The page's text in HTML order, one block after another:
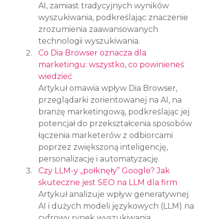
AI, zamiast tradycyjnych wyników
wyszukiwania, podkreślając znaczenie
zrozumienia zaawansowanych
technologii wyszukiwania.
Co Dia Browser oznacza dla
marketingu: wszystko, co powinieneś
wiedzieć
Artykuł omawia wpływ Dia Browser,
przeglądarki zorientowanej na AI, na
branżę marketingową, podkreślając jej
potencjał do przekształcenia sposobów
łączenia marketerów z odbiorcami
poprzez zwiększoną inteligencję,
personalizację i automatyzację.
Czy LLM-y „połknęły” Google? Jak
skuteczne jest SEO na LLM dla firm
Artykuł analizuje wpływ generatywnej
AI i dużych modeli językowych (LLM) na